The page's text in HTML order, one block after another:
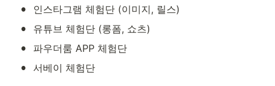
• 인스타그램 체험단 (이미지, 릴스)
• 유튜브 체험단 (롱폼, 쇼츠)
• 파우더룸 APP 체험단
• 서베이 체험단